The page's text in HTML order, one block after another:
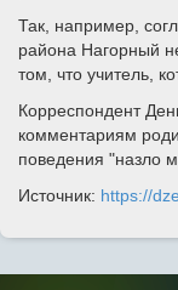
Так, например,
района Нагорный
том, что учитель,
Корреспондент
комментариям
поведения "назло
Источник: https://